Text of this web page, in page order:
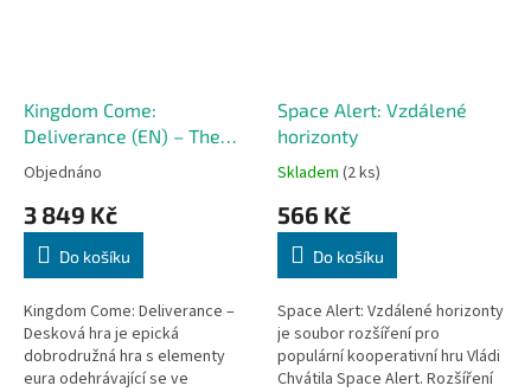
Kingdom Come:
Deliverance (EN) – The
Board Game
Objednáno
3 849 Kč
Do košíku
Kingdom Come: Deliverance –
Desková hra je epická
dobrodružná hra s elementy
eura odehrávající se ve
Space Alert: Vzdálené
horizonty
Skladem (2 ks)
566 Kč
Do košíku
Space Alert: Vzdálené horizonty
je soubor rozšíření pro
populární kooperativní hru Vládi
Chvátila Space Alert. Rozšíření